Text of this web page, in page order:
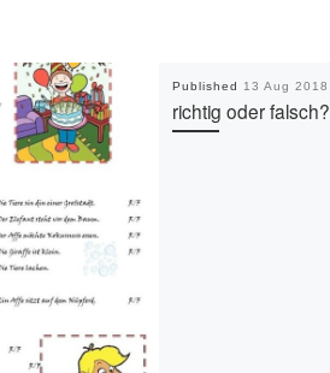
Published 13 Aug 2018
richtig oder falsch?